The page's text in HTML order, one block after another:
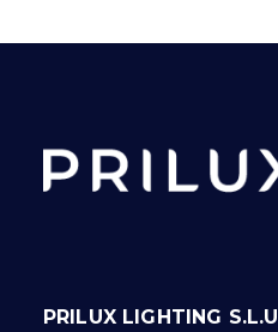
PRILUX LIGHTING